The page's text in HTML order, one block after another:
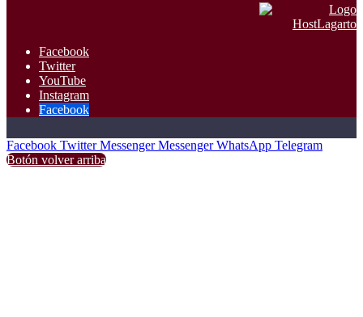
Facebook
Twitter
YouTube
Instagram
Facebook
Facebook Twitter Messenger Messenger WhatsApp Telegram
Botón volver arriba